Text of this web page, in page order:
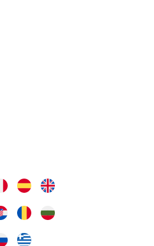
de grill généreuse, idéale pour cuire
pour garantir une cuisson rapide et
à un prix raisonnable, parfait pour des
et conviviales. Je recommande vivement
man sie rechzeitig vorher anschaltet.
mit Öl "einbrennt" (anleitungen im
kein Teflon. Und gut aussehen tuts auch.
ist das ganze sehr vielseitig und man
keine Schaber dabei und in der Anleitung